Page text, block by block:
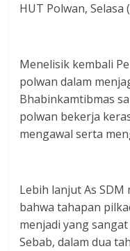
HUT Polwan, Selasa
Menelisik kembali
polwan dalam
Bhabinkamtibmas
polwan bekerja
mengawal serta
Lebih lanjut As
bahwa tahapan
menjadi yang
Sebab, dalam dua